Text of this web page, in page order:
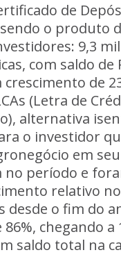
de
o produto
9,3
com saldo de
de
(Letra de
alternativa
o investidor
em
no período e
relativo
desde o fim do
chegando a
saldo total na